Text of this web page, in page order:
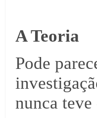
A Teoria
Pode
nunca teve